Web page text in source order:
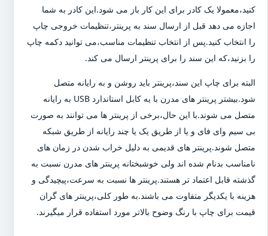
کنید،معمولا یک کادر برای این کار باز می شود.این کادر به شما
اجازه می دهد قبل از ارسال سند به پرینتر،تنظیمات خروجی چاپ
را انتخاب کنید.پس از انتخاب تنظیمات مناسب،می توانید دکمه چاپ
را بزنید،که این سند را برای پرینتر ارسال می کند.
البته برای چاپ این سند،پرینتر باید روشن و به رایانه متصل
شود.بیشتر پرینتر های مدرن با یه کابل استاندارد USB به رایانه
متصل می شوند.با این حال،برخی از پرینتر ها می توانند به صورت
بی سیم وای فای و یا از طریق یک یا چند رایانه از طریق شبکه
متصل شوند.پرینتر های قدیمی به دلیل خراب شدن در زمان های
نامناسب بدنام شده اند ولی خوشبختانه پرینتر های مدرن نسبت به
گذشته قابل اعتماد تر هستند.پرینتر ها نسبت به سرعت،پیچیدگی و
هزینه با یکدیگر متفاوت می باشند.به طور کلی،پرینتر های گران
قیمت برای چاپ با رنگ وضوح بالاتر مورد استفاده قرار میگیرند.